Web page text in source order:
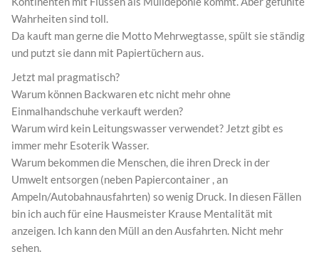
Wahrheiten sind toll.
Da kauft man gerne die Motto Mehrwegtasse, spült sie ständig
und putzt sie dann mit Papiertüchern aus.
Jetzt mal pragmatisch?
Warum können Backwaren etc nicht mehr ohne
Einmalhandschuhe verkauft werden?
Warum wird kein Leitungswasser verwendet? Jetzt gibt es
immer mehr Esoterik Wasser.
Warum bekommen die Menschen, die ihren Dreck in der
Umwelt entsorgen (neben Papiercontainer , an
Ampeln/Autobahnausfahrten) so wenig Druck. In diesen Fällen
bin ich auch für eine Hausmeister Krause Mentalität mit
anzeigen. Ich kann den Müll an den Ausfahrten. Nicht mehr
sehen.